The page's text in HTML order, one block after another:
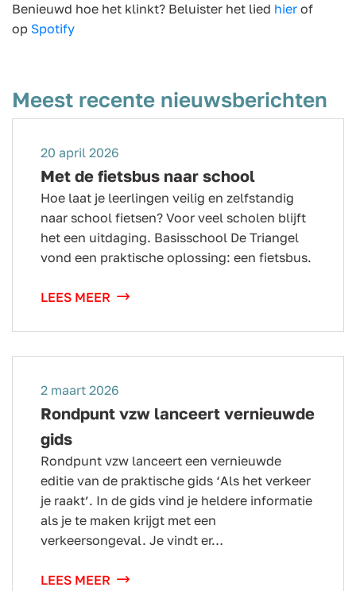
Benieuwd hoe het klinkt? Beluister het lied hier of
op Spotify
Meest recente nieuwsberichten
20 april 2026
Met de fietsbus naar school
Hoe laat je leerlingen veilig en zelfstandig
naar school fietsen? Voor veel scholen blijft
het een uitdaging. Basisschool De Triangel
vond een praktische oplossing: een fietsbus.
LEES MEER
2 maart 2026
Rondpunt vzw lanceert vernieuwde
gids
Rondpunt vzw lanceert een vernieuwde
editie van de praktische gids ‘Als het verkeer
je raakt’. In de gids vind je heldere informatie
als je te maken krijgt met een
verkeersongeval. Je vindt er…
LEES MEER